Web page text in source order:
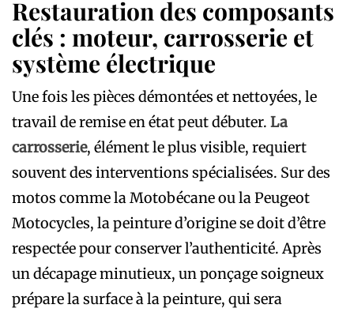
Restauration des composants
clés : moteur, carrosserie et
système électrique
Une fois les pièces démontées et nettoyées, le
travail de remise en état peut débuter. La
carrosserie, élément le plus visible, requiert
souvent des interventions spécialisées. Sur des
motos comme la Motobécane ou la Peugeot
Motocycles, la peinture d’origine se doit d’être
respectée pour conserver l’authenticité. Après
un décapage minutieux, un ponçage soigneux
prépare la surface à la peinture, qui sera